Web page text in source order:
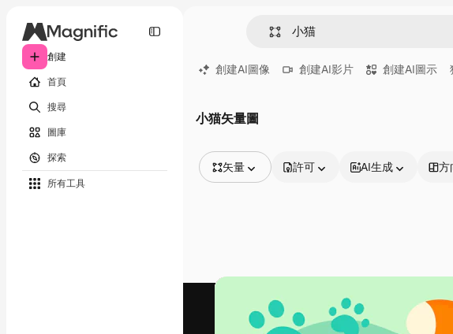
創建
首頁
搜尋
圖庫
探索
所有工具
創建AI圖像 創建AI影片 創建AI圖示
小猫矢量圖
矢量
視頻
許可 AI生成 方